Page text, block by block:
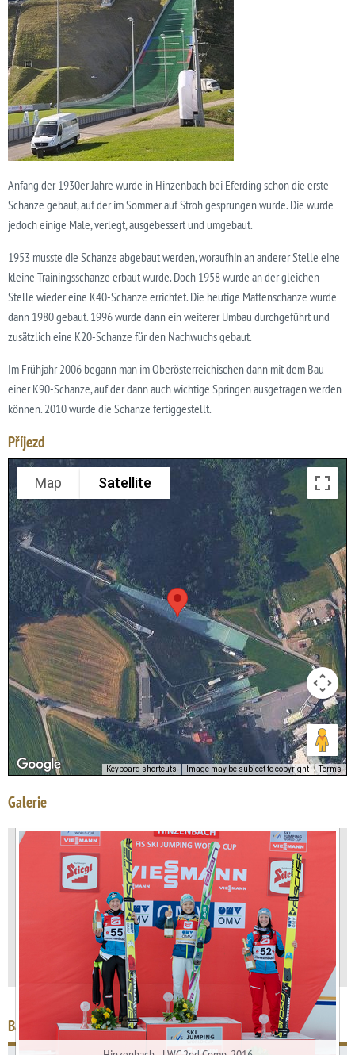
Anfang der 1930er Jahre wurde in Hinzenbach bei Eferding schon die erste
Schanze gebaut, auf der im Sommer auf Stroh gesprungen wurde. Die wurde
jedoch einige Male, verlegt, ausgebessert und umgebaut.
1953 musste die Schanze abgebaut werden, woraufhin an anderer Stelle eine
kleine Trainingsschanze erbaut wurde. Doch 1958 wurde an der gleichen
Stelle wieder eine K40-Schanze errichtet. Die heutige Mattenschanze wurde
dann 1980 gebaut. 1996 wurde dann ein weiterer Umbau durch­geführt und
zusätzlich eine K20-Schanze für den Nach­wuchs gebaut.
Im Frühjahr 2006 begann man im Oberösterreichischen dann mit dem Bau
einer K90-Schanze, auf der dann auch wichtige Springen ausgetragen werden
können. 2010 wurde die Schanze fertiggestellt.
Příjezd
Map Satellite
Keyboard shortcuts Image may be subject to copyright Terms
Galerie
Barometr výkonu